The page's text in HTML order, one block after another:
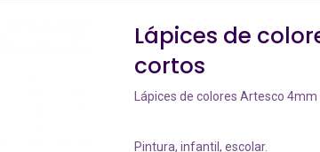
Lápices de
cortos
Lápices de colores Artesco
Pintura, infantil, escolar.